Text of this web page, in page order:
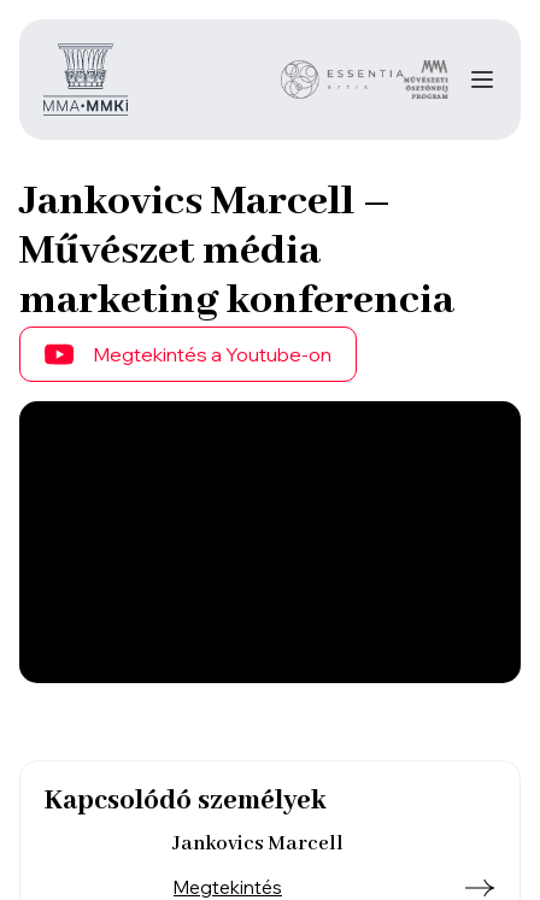
Jankovics Marcell –
Művészet média
marketing konferencia
Megtekintés a Youtube-on
Kapcsolódó személyek
Jankovics Marcell
Megtekintés